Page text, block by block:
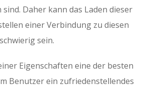
Daher kann das Laden dieser
einer Verbindung zu diesen
sein.
Eigenschaften eine der besten
Benutzer ein zufriedenstellendes